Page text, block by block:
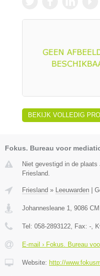
BEKIJK VOLLEDIG
Fokus. Bureau voor
Niet gevestigd in de
Friesland.
Friesland » Leeuwarden
Johannesleane 1, 9086 CM
Tel: 058-2893122, Fax: -,
E-mail › Fokus. Bureau
Website: http://